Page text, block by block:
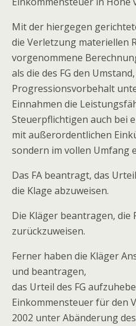
Mit der hiergegen
die Verletzung materiellen
vorgenommene
als die des FG den
Progressionsvorbehalt
Einnahmen die
Steuerpflichtigen auch bei
mit außerordentlichen
sondern im vollen Umfang
Das FA beantragt, das
die Klage abzuweisen.
Die Kläger beantragen, die
zurückzuweisen.
Ferner haben die Kläger
und beantragen,
das Urteil des FG
Einkommensteuer für den
2002 unter Abänderung des